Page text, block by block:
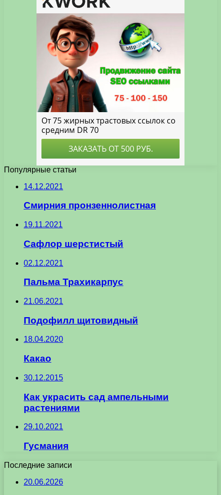
Популярные статьи
14.12.2021
Смирния пронзеннолистная
19.11.2021
Сафлор шерстистый
02.12.2021
Пальма Трахикарпус
21.06.2021
Подофилл щитовидный
18.04.2020
Какао
30.12.2015
Как украсить сад ампельными
растениями
29.10.2021
Гусмания
Последние записи
20.06.2026